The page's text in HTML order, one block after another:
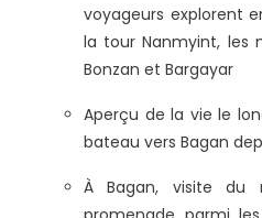
voyageurs explorent
la tour Nanmyint, les
Bonzan et Bargayar
Aperçu de la vie le
bateau vers Bagan
À Bagan, visite du